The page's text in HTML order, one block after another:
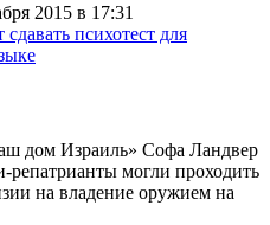
2015 в 17:31
психотест для
дом Израиль» Софа Ландвер
репатрианты могли проходить
на владение оружием на